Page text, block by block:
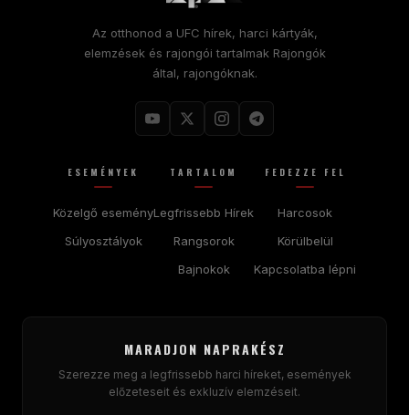
Az otthonod a UFC hírek, harci kártyák,
elemzések és rajongói tartalmak Rajongók
által, rajongóknak.
ESEMÉNYEK
Közelgő esemény
Súlyosztályok
TARTALOM
Legfrissebb Hírek
Rangsorok
Bajnokok
FEDEZZE FEL
Harcosok
Körülbelül
Kapcsolatba lépni
MARADJON NAPRAKÉSZ
Szerezze meg a legfrissebb harci híreket, események
előzeteseit és exkluzív elemzéseit.